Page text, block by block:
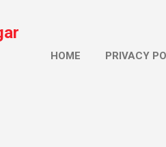
HOME PRIVACY